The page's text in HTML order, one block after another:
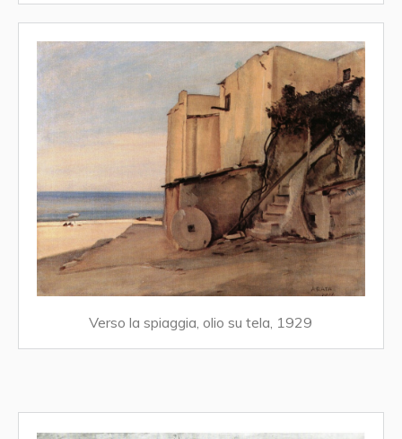
Verso la spiaggia, olio su tela, 1929